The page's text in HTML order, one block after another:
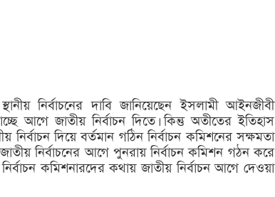
নির্বাচনের দাবি জানিয়েছেন ইসলামী আইনজীবী
আগে জাতীয় নির্বাচন দিতে। কিন্তু অতীতের ইতিহাস
দিয়ে বর্তমান গঠিন নির্বাচন কমিশনের সক্ষমতা
নির্বাচনের আগে পুনরায় নির্বাচন কমিশন গঠন করে
কমিশনারদের কথায় জাতীয় নির্বাচন আগে দেওয়া